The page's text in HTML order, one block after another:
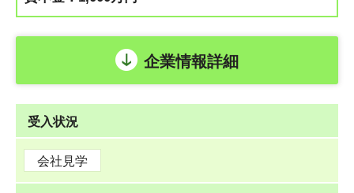
企業情報詳細
受入状況
会社見学